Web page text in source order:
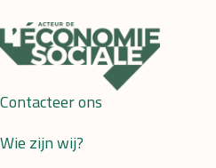
Contacteer ons
Wie zijn wij?